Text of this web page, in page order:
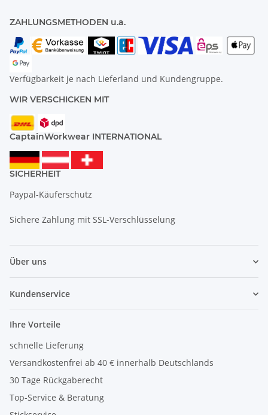
ZAHLUNGSMETHODEN u.a.
Verfügbarkeit je nach Lieferland und Kundengruppe.
WIR VERSCHICKEN MIT
CaptainWorkwear INTERNATIONAL
SICHERHEIT
Paypal-Käuferschutz
Sichere Zahlung mit SSL-Verschlüsselung
Über uns
Kundenservice
Ihre Vorteile
schnelle Lieferung
Versandkostenfrei ab 40 € innerhalb Deutschlands
30 Tage Rückgaberecht
Top-Service & Beratung